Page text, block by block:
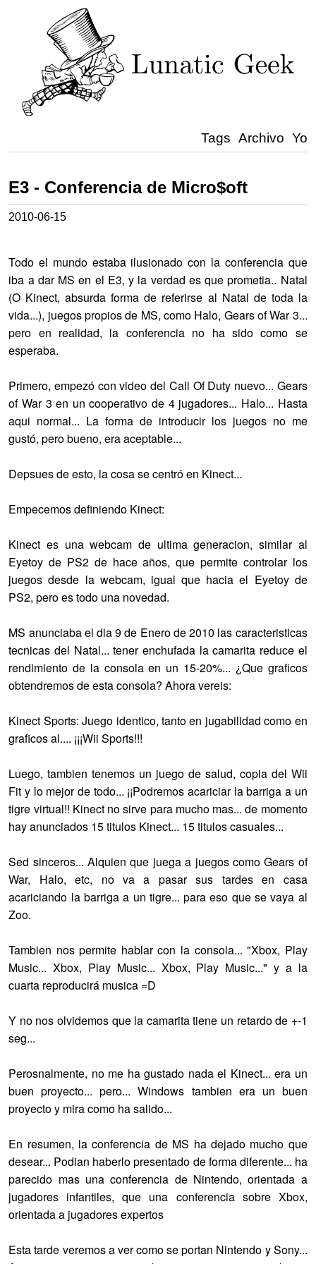
Tags Archivo Yo
E3 - Conferencia de Micro$oft
2010-06-15
Todo el mundo estaba ilusionado con la conferencia que
iba a dar MS en el E3, y la verdad es que prometia.. Natal
(O Kinect, absurda forma de referirse al Natal de toda la
vida...), juegos propios de MS, como Halo, Gears of War 3...
pero en realidad, la conferencia no ha sido como se
esperaba.
Primero, empezó con video del Call Of Duty nuevo... Gears
of War 3 en un cooperativo de 4 jugadores... Halo... Hasta
aqui normal... La forma de introducir los juegos no me
gustó, pero bueno, era aceptable...
Depsues de esto, la cosa se centró en Kinect...
Empecemos definiendo Kinect:
Kinect es una webcam de ultima generacion, similar al
Eyetoy de PS2 de hace años, que permite controlar los
juegos desde la webcam, igual que hacia el Eyetoy de
PS2, pero es todo una novedad.
MS anunciaba el dia 9 de Enero de 2010 las caracteristicas
tecnicas del Natal... tener enchufada la camarita reduce el
rendimiento de la consola en un 15-20%... ¿Que graficos
obtendremos de esta consola? Ahora vereis:
Kinect Sports: Juego identico, tanto en jugabilidad como en
graficos al.... ¡¡¡Wii Sports!!!
Luego, tambien tenemos un juego de salud, copia del Wii
Fit y lo mejor de todo... ¡¡Podremos acariciar la barriga a un
tigre virtual!! Kinect no sirve para mucho mas... de momento
hay anunciados 15 titulos Kinect... 15 titulos casuales...
Sed sinceros... Alquien que juega a juegos como Gears of
War, Halo, etc, no va a pasar sus tardes en casa
acariciando la barriga a un tigre... para eso que se vaya al
Zoo.
Tambien nos permite hablar con la consola... "Xbox, Play
Music... Xbox, Play Music... Xbox, Play Music..." y a la
cuarta reproducirá musica =D
Y no nos olvidemos que la camarita tiene un retardo de +-1
seg...
Perosnalmente, no me ha gustado nada el Kinect... era un
buen proyecto... pero... Windows tambien era un buen
proyecto y mira como ha salido...
En resumen, la conferencia de MS ha dejado mucho que
desear... Podian haberlo presentado de forma diferente... ha
parecido mas una conferencia de Nintendo, orientada a
jugadores infantiles, que una conferencia sobre Xbox,
orientada a jugadores expertos
Esta tarde veremos a ver como se portan Nintendo y Sony...